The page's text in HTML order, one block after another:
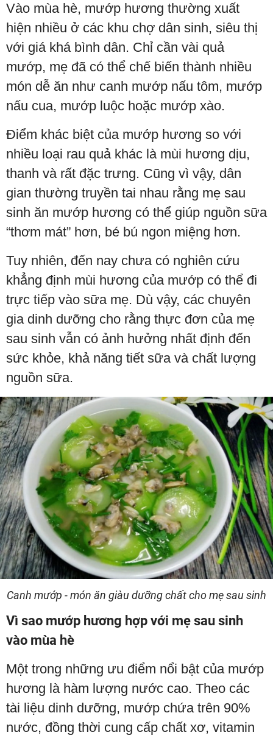
Vào mùa hè, mướp hương thường xuất
hiện nhiều ở các khu chợ dân sinh, siêu thị
với giá khá bình dân. Chỉ cần vài quả
mướp, mẹ đã có thể chế biến thành nhiều
món dễ ăn như canh mướp nấu tôm, mướp
nấu cua, mướp luộc hoặc mướp xào.
Điểm khác biệt của mướp hương so với
nhiều loại rau quả khác là mùi hương dịu,
thanh và rất đặc trưng. Cũng vì vậy, dân
gian thường truyền tai nhau rằng mẹ sau
sinh ăn mướp hương có thể giúp nguồn sữa
“thơm mát” hơn, bé bú ngon miệng hơn.
Tuy nhiên, đến nay chưa có nghiên cứu
khẳng định mùi hương của mướp có thể đi
trực tiếp vào sữa mẹ. Dù vậy, các chuyên
gia dinh dưỡng cho rằng thực đơn của mẹ
sau sinh vẫn có ảnh hưởng nhất định đến
sức khỏe, khả năng tiết sữa và chất lượng
nguồn sữa.
Canh mướp - món ăn giàu dưỡng chất cho mẹ sau sinh
Vì sao mướp hương hợp với mẹ sau sinh
vào mùa hè
Một trong những ưu điểm nổi bật của mướp
hương là hàm lượng nước cao. Theo các
tài liệu dinh dưỡng, mướp chứa trên 90%
nước, đồng thời cung cấp chất xơ, vitamin